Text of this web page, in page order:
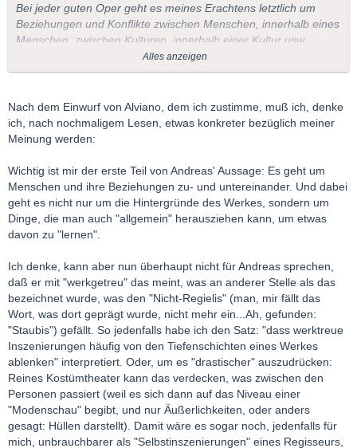
Bei jeder guten Oper geht es meines Erachtens letztlich um
Beziehungen und Konflikte zwischen Menschen, innerhalb eines
Menschen, zwischen Kulturen, innerhalb einer Kultur usw..
Für mich stellt sich deshalb die Ausgangsfrage so dar –
welchem Inszenierungsstil gelingt es eher diese Hintergründe
Grundsätzlich kann dies theoretisch beiden Stilen gelingen.
Allerdings ist es auch meine Erfahrung, dass werktreue
ablenken – zu sehr ziehen sie die Aufmerksamkeit der
Zuschauer auf Äußeres (schönes Bühnenbild und Kostüme
usw.). Außerdem erwecken sie den Anschein, dass das, was auf
der Bühne geschieht gar nichts mehr mit den Menschen von
heute zu tun hat – „so war das früher halt“. Das sehe ich aber
dadurch aus, dass sie auch die modernen Menschen noch
tangieren. Es dreht sich doch schließlich um die großen
Themen wie Liebe, Eifersucht, Rache, Macht usw..
Provokative Inszenierungen gelingt es meines Erachtens
deutlich besser, die oben angesprochenen Konflikte offen zu
legen und nicht hinter dem historischen Gewand zu vernebeln.
Außerdem machen sie sehr wohl deutlich, dass das, was auf
der Bühne geschieht, auch den Menschen von heute noch
etwas angeht. Nur so macht Oper als Kunst meines Erachtens
Sinn.
D.h. aber auch, wo provokative Inszenierungen nur Selbstzweck
Alles anzeigen
Nach dem Einwurf von Alviano, dem ich zustimme, muß ich, denke
ich, nach nochmaligem Lesen, etwas konkreter bezüglich meiner
Meinung werden:
Wichtig ist mir der erste Teil von Andreas' Aussage: Es geht um
Menschen und ihre Beziehungen zu- und untereinander. Und dabei
geht es nicht nur um die Hintergründe des Werkes, sondern um
Dinge, die man auch "allgemein" herausziehen kann, um etwas
davon zu "lernen".
Ich denke, kann aber nun überhaupt nicht für Andreas sprechen,
daß er mit "werkgetreu" das meint, was an anderer Stelle als das
bezeichnet wurde, was den "Nicht-Regielis" (man, mir fällt das
Wort, was dort geprägt wurde, nicht mehr ein...Ah, gefunden:
"Staubis") gefällt. So jedenfalls habe ich den Satz: "dass werktreue
Inszenierungen häufig von den Tiefenschichten eines Werkes
ablenken" interpretiert. Oder, um es "drastischer" auszudrücken:
Reines Kostümtheater kann das verdecken, was zwischen den
Personen passiert (weil es sich dann auf das Niveau einer
"Modenschau" begibt, und nur Äußerlichkeiten, oder anders
gesagt: Hüllen darstellt). Damit wäre es sogar noch, jedenfalls für
mich, unbrauchbarer als "Selbstinszenierungen" eines Regisseurs,